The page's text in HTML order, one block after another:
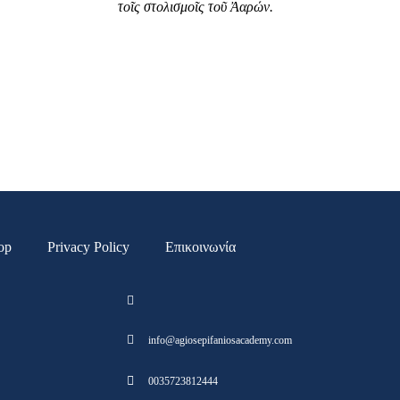
τοῖς στολισμοῖς τοῦ Ἀαρών.
Privacy Policy Επικοινωνία
info@agiosepifaniosacademy.com
0035723812444